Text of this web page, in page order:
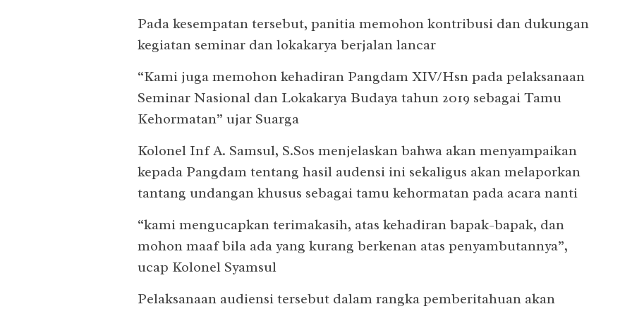
Pada kesempatan tersebut, panitia memohon kontribusi dan dukungan
kegiatan seminar dan lokakarya berjalan lancar
“Kami juga memohon kehadiran Pangdam XIV/Hsn pada pelaksanaan
Seminar Nasional dan Lokakarya Budaya tahun 2019 sebagai Tamu
Kehormatan” ujar Suarga
Kolonel Inf A. Samsul, S.Sos menjelaskan bahwa akan menyampaikan
kepada Pangdam tentang hasil audensi ini sekaligus akan melaporkan
tantang undangan khusus sebagai tamu kehormatan pada acara nanti
“kami mengucapkan terimakasih, atas kehadiran bapak-bapak, dan
mohon maaf bila ada yang kurang berkenan atas penyambutannya”,
ucap Kolonel Syamsul
Pelaksanaan audiensi tersebut dalam rangka pemberitahuan akan